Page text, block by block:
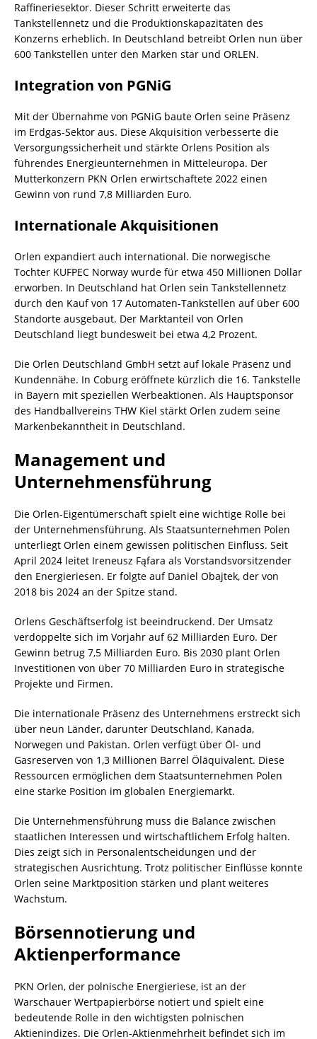
Raffineriesektor. Dieser Schritt erweiterte das
Tankstellennetz und die Produktionskapazitäten des
Konzerns erheblich. In Deutschland betreibt Orlen nun über
600 Tankstellen unter den Marken star und ORLEN.
Integration von PGNiG
Mit der Übernahme von PGNiG baute Orlen seine Präsenz
im Erdgas-Sektor aus. Diese Akquisition verbesserte die
Versorgungssicherheit und stärkte Orlens Position als
führendes Energieunternehmen in Mitteleuropa. Der
Mutterkonzern PKN Orlen erwirtschaftete 2022 einen
Gewinn von rund 7,8 Milliarden Euro.
Internationale Akquisitionen
Orlen expandiert auch international. Die norwegische
Tochter KUFPEC Norway wurde für etwa 450 Millionen Dollar
erworben. In Deutschland hat Orlen sein Tankstellennetz
durch den Kauf von 17 Automaten-Tankstellen auf über 600
Standorte ausgebaut. Der Marktanteil von Orlen
Deutschland liegt bundesweit bei etwa 4,2 Prozent.
Die Orlen Deutschland GmbH setzt auf lokale Präsenz und
Kundennähe. In Coburg eröffnete kürzlich die 16. Tankstelle
in Bayern mit speziellen Werbeaktionen. Als Hauptsponsor
des Handballvereins THW Kiel stärkt Orlen zudem seine
Markenbekanntheit in Deutschland.
Management und
Unternehmensführung
Die Orlen-Eigentümerschaft spielt eine wichtige Rolle bei
der Unternehmensführung. Als Staatsunternehmen Polen
unterliegt Orlen einem gewissen politischen Einfluss. Seit
April 2024 leitet Ireneusz Fąfara als Vorstandsvorsitzender
den Energieriesen. Er folgte auf Daniel Obajtek, der von
2018 bis 2024 an der Spitze stand.
Orlens Geschäftserfolg ist beeindruckend. Der Umsatz
verdoppelte sich im Vorjahr auf 62 Milliarden Euro. Der
Gewinn betrug 7,5 Milliarden Euro. Bis 2030 plant Orlen
Investitionen von über 70 Milliarden Euro in strategische
Projekte und Firmen.
Die internationale Präsenz des Unternehmens erstreckt sich
über neun Länder, darunter Deutschland, Kanada,
Norwegen und Pakistan. Orlen verfügt über Öl- und
Gasreserven von 1,3 Millionen Barrel Öläquivalent. Diese
Ressourcen ermöglichen dem Staatsunternehmen Polen
eine starke Position im globalen Energiemarkt.
Die Unternehmensführung muss die Balance zwischen
staatlichen Interessen und wirtschaftlichem Erfolg halten.
Dies zeigt sich in Personalentscheidungen und der
strategischen Ausrichtung. Trotz politischer Einflüsse konnte
Orlen seine Marktposition stärken und plant weiteres
Wachstum.
Börsennotierung und
Aktienperformance
PKN Orlen, der polnische Energieriese, ist an der
Warschauer Wertpapierbörse notiert und spielt eine
bedeutende Rolle in den wichtigsten polnischen
Aktienindizes. Die Orlen-Aktienmehrheit befindet sich im